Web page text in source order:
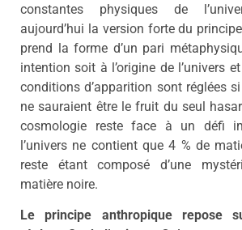
constantes physiques de
aujourd’hui la version forte du
prend la forme d’un pari
intention soit à l’origine de l’univers
conditions d’apparition sont réglées
ne sauraient être le fruit du seul
cosmologie reste face à un défi
l’univers ne contient que 4 % de
reste étant composé d’une
matière noire.
Le principe anthropique repose